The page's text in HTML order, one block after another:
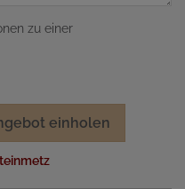
zu einer
einholen